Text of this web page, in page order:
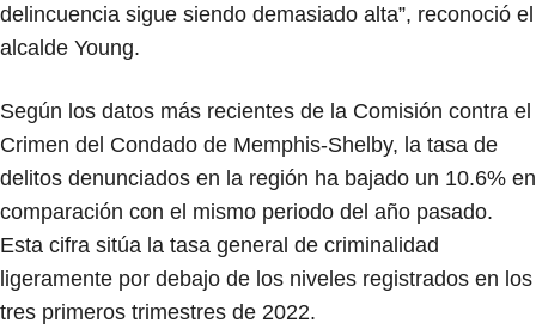
delincuencia sigue siendo demasiado alta”, reconoció el
alcalde Young.
Según los datos más recientes de la Comisión contra el
Crimen del Condado de Memphis-Shelby, la tasa de
delitos denunciados en la región ha bajado un 10.6% en
comparación con el mismo periodo del año pasado.
Esta cifra sitúa la tasa general de criminalidad
ligeramente por debajo de los niveles registrados en los
tres primeros trimestres de 2022.